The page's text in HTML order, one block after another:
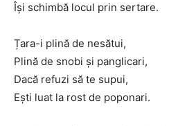
Își schimbă locul prin sertare.
Țara-i plină de nesătui,
Plină de snobi și panglicari,
Dacă refuzi să te supui,
Ești luat la rost de poponari.